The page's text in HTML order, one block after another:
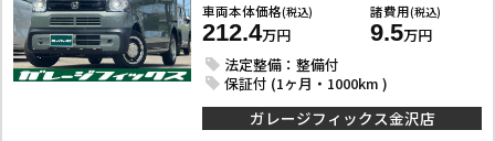
車両本体価格(税込)
212.4万円
諸費用(税込)
9.5万円
法定整備：整備付
保証付 (1ヶ月・1000km )
ガレージフィックス金沢店